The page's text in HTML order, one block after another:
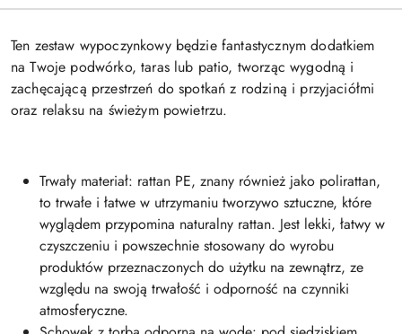
Ten zestaw wypoczynkowy będzie fantastycznym dodatkiem
na Twoje podwórko, taras lub patio, tworząc wygodną i
zachęcającą przestrzeń do spotkań z rodziną i przyjaciółmi
oraz relaksu na świeżym powietrzu.
Trwały materiał: rattan PE, znany również jako polirattan,
to trwałe i łatwe w utrzymaniu tworzywo sztuczne, które
wyglądem przypomina naturalny rattan. Jest lekki, łatwy w
czyszczeniu i powszechnie stosowany do wyrobu
produktów przeznaczonych do użytku na zewnątrz, ze
względu na swoją trwałość i odporność na czynniki
atmosferyczne.